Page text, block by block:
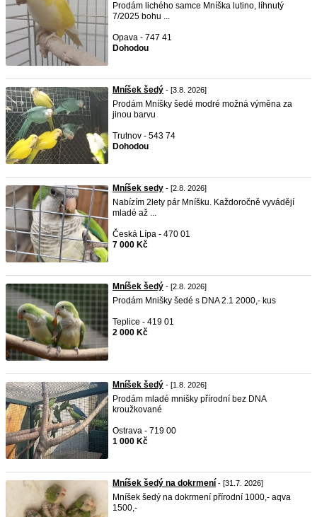
Prodám lichého samce Mníška lutino, líhnutý
7/2025 bohu ...
Opava - 747 41
Dohodou
Mníšek šedý - [3.8. 2026]
Prodám Mníšky šedé modré možná výměna za
jinou barvu
Trutnov - 543 74
Dohodou
Mníšek sedy - [2.8. 2026]
Nabízím 2lety pár Mníšku. Každoročně vyvádějí
mladé až ...
Česká Lípa - 470 01
7 000 Kč
Mníšek šedý - [2.8. 2026]
Prodám Mnišky šedé s DNA 2.1 2000,- kus
Teplice - 419 01
2 000 Kč
Mníšek šedý - [1.8. 2026]
Prodám mladé mnišky přírodní bez DNA
kroužkované
Ostrava - 719 00
1 000 Kč
Mníšek šedý na dokrmení - [31.7. 2026]
Mníšek šedý na dokrmení přírodní 1000,- aqva
1500,-